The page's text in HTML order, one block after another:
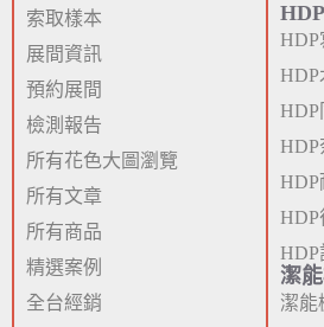
索取樣本
展間資訊
預約展間
檢測報告
所有花色大圖瀏覽
所有文章
所有商品
精選案例
全台經銷
HDP
HDP
HDP
HDP
HDP
HDP
HDP
潔
潔能